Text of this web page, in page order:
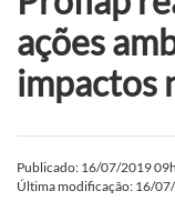
ações
impactos
Publicado: 16/07/2019
Última modificação: 16/